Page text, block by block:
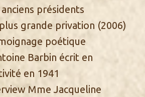
présidents
grande privation (2006)
poétique
Barbin écrit en
en 1941
Mme Jacqueline